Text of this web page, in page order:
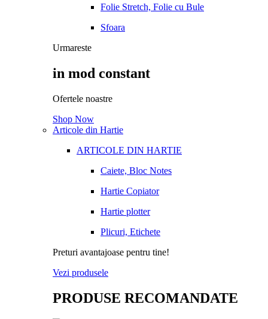
Folie Stretch, Folie cu Bule
Sfoara
Urmareste
in mod constant
Ofertele noastre
Shop Now
Articole din Hartie
ARTICOLE DIN HARTIE
Caiete, Bloc Notes
Hartie Copiator
Hartie plotter
Plicuri, Etichete
Preturi avantajoase pentru tine!
Vezi produsele
PRODUSE RECOMANDATE